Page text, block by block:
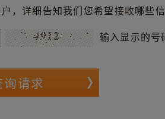
，详细告知我们您希望接收哪些信
输入显示的号